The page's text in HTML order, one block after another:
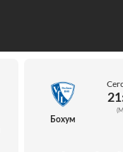
Бохум